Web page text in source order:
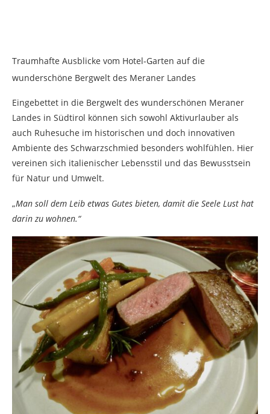
Traumhafte Ausblicke vom Hotel-Garten auf die
wunderschöne Bergwelt des Meraner Landes
Eingebettet in die Bergwelt des wunderschönen Meraner
Landes in Südtirol können sich sowohl Aktivurlauber als
auch Ruhesuche im historischen und doch innovativen
Ambiente des Schwarzschmied besonders wohlfühlen. Hier
vereinen sich italienischer Lebensstil und das Bewusstsein
für Natur und Umwelt.
„Man soll dem Leib etwas Gutes bieten, damit die Seele Lust hat
darin zu wohnen.“